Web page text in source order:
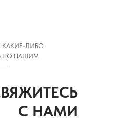
КАКИЕ-ЛИБО
ПО НАШИМ
С НАМИ